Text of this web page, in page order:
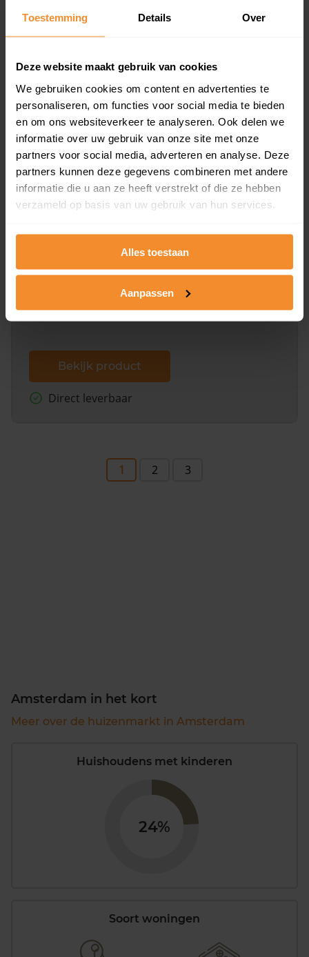
Toestemming Details Over
Deze website maakt gebruik van cookies
We gebruiken cookies om content en advertenties te
personaliseren, om functies voor social media te bieden
en om ons websiteverkeer te analyseren. Ook delen we
informatie over uw gebruik van onze site met onze
partners voor social media, adverteren en analyse. Deze
partners kunnen deze gegevens combineren met andere
informatie die u aan ze heeft verstrekt of die ze hebben
verzameld op basis van uw gebruik van hun services.
Alles toestaan
Aanpassen
Een overzicht van alle verkochte woningen (koopsom
en koopdatum) binnen een postcodegebied. Dit
Bekijk product
Direct leverbaar
Een uitgebreid overzicht van het perceel en
dit inclusief de luchtfoto!
Bekijk product
Direct leverbaar
1 2 3
Amsterdam in het kort
Meer over de huizenmarkt in Amsterdam
Huishoudens met kinderen
24%
Soort woningen